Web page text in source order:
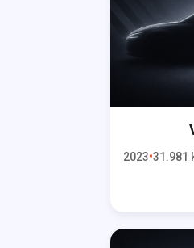
2023 31.981